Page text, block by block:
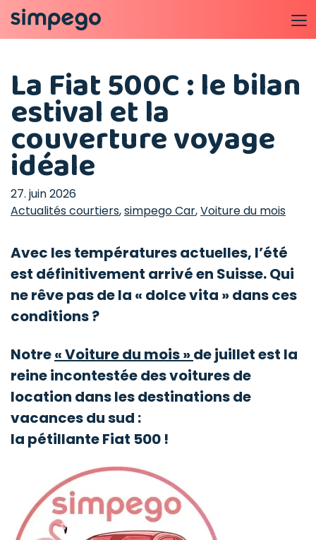
La Fiat 500C : le bilan
estival et la
couverture voyage
idéale
27. juin 2026
Actualités courtiers,simpego Car,Voiture du mois
Avec les températures actuelles, l’été
est définitivement arrivé en Suisse. Qui
ne rêve pas de la « dolce vita » dans ces
conditions ?
Notre« Voiture du mois »de juillet est la
reine incontestée des voitures de
location dans les destinations de
vacances du sud :
la pétillante Fiat 500 !